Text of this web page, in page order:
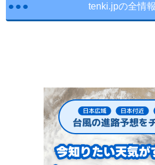
tenki.jpの全情